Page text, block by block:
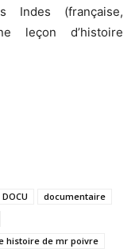
Indes (française,
leçon d’histoire
DOCU
documentaire
histoire de mr poivre